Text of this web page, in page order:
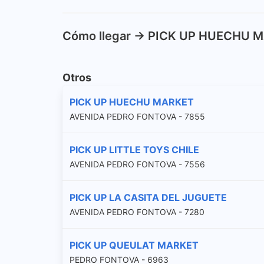
Cómo llegar -> PICK UP HUECHU
Otros
PICK UP HUECHU MARKET
AVENIDA PEDRO FONTOVA - 7855
PICK UP LITTLE TOYS CHILE
AVENIDA PEDRO FONTOVA - 7556
PICK UP LA CASITA DEL JUGUETE
AVENIDA PEDRO FONTOVA - 7280
PICK UP QUEULAT MARKET
PEDRO FONTOVA - 6963